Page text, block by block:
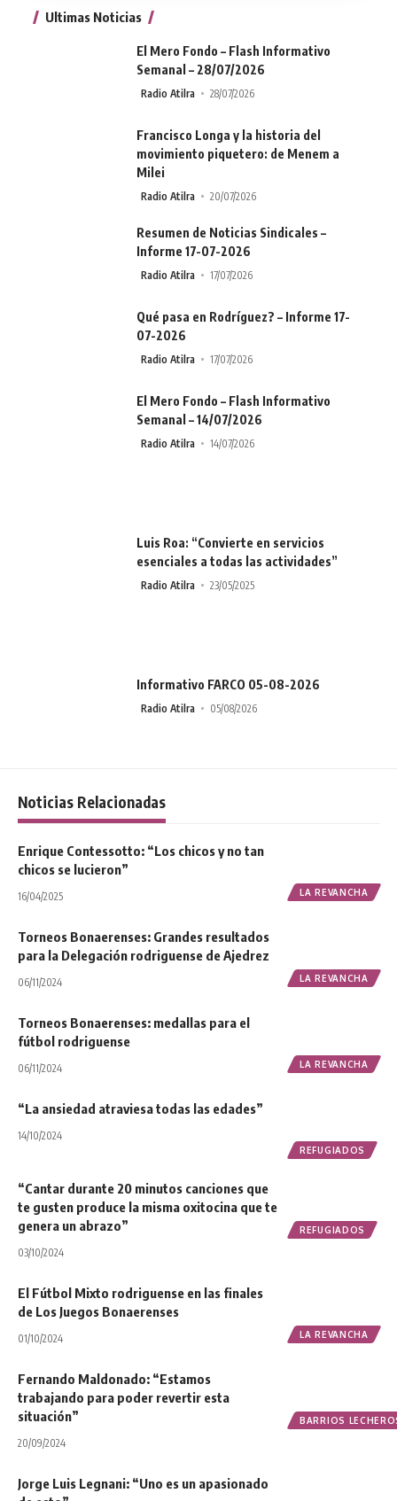
Ultimas Noticias
El Mero Fondo – Flash Informativo
Semanal – 28/07/2026
Radio Atilra 28/07/2026
Francisco Longa y la historia del
movimiento piquetero: de Menem a
Milei
Radio Atilra 20/07/2026
Resumen de Noticias Sindicales –
Informe 17-07-2026
Radio Atilra 17/07/2026
Qué pasa en Rodríguez? – Informe 17-
07-2026
Radio Atilra 17/07/2026
El Mero Fondo – Flash Informativo
Semanal – 14/07/2026
Radio Atilra 14/07/2026
Luis Roa: “Convierte en servicios
esenciales a todas las actividades”
Radio Atilra 23/05/2025
Informativo FARCO 05-08-2026
Radio Atilra 05/08/2026
Noticias Relacionadas
LA REVANCHA
Enrique Contessotto: “Los chicos y no tan
chicos se lucieron”
16/04/2025
LA REVANCHA
Torneos Bonaerenses: Grandes resultados
para la Delegación rodriguense de Ajedrez
06/11/2024
LA REVANCHA
Torneos Bonaerenses: medallas para el
fútbol rodriguense
06/11/2024
REFUGIADOS
“La ansiedad atraviesa todas las edades”
14/10/2024
REFUGIADOS
“Cantar durante 20 minutos canciones que
te gusten produce la misma oxitocina que te
genera un abrazo”
03/10/2024
LA REVANCHA
El Fútbol Mixto rodriguense en las finales
de Los Juegos Bonaerenses
01/10/2024
BARRIOS
Fernando Maldonado: “Estamos
trabajando para poder revertir esta
situación”
20/09/2024
Jorge Luis Legnani: “Uno es un apasionado